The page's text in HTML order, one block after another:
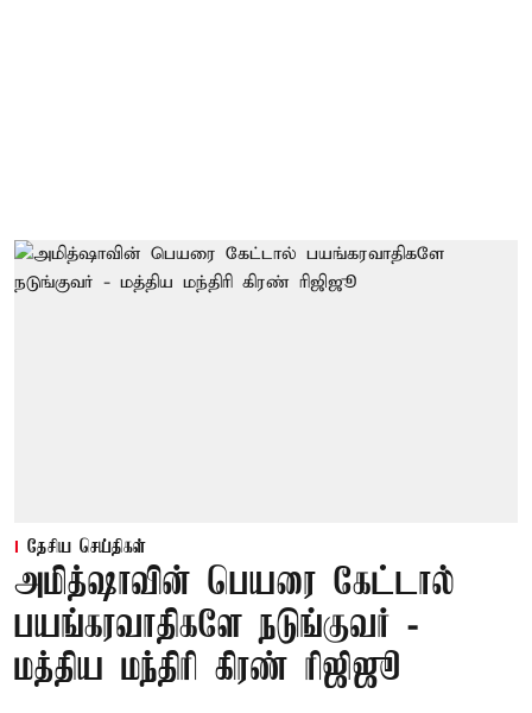
தேசிய செய்திகள்
அமித்ஷாவின் பெயரை கேட்டால்
பயங்கரவாதிகளே நடுங்குவர் -
மத்திய மந்திரி கிரண் ரிஜிஜூ